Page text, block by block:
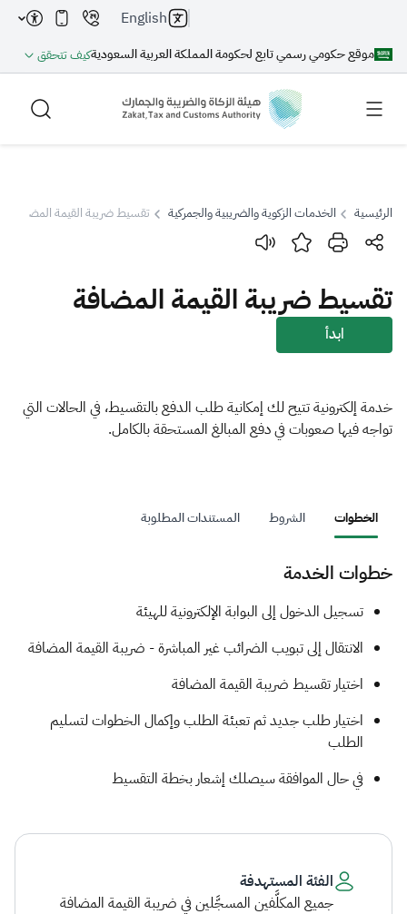
موقع حكومي رسمي تابع لحكومة المملكة العربية السعوديةكيف تتحقق
English
بحث
بحث بحث AI
الزكاة الجمارك
ضريبة القيمة المضافة
الإقرار الضريبي
التصرفات العقارية
الرئيسية الخدمات الزكوية والضريبية والجمركية تقسيط ضريبة القيمة المضافة
تقسيط ضريبة القيمة المضافة
ابدأ
خدمة إلكترونية تتيح لك إمكانية طلب الدفع بالتقسيط، في الحالات التي
تواجه فيها صعوبات في دفع المبالغ المستحقة بالكامل.
الخطوات الشروط المستندات المطلوبة
خطوات الخدمة
​​​​تسجيل الدخول إلى البوابة الإلكترونية للهيئة
الانتقال إلى تبويب الضرائب غير المباشرة - ضريبة القيمة المضافة
اختيار تقسيط ضريبة القيمة المضافة
اختيار طلب جديد ثم تعبئة الطلب وإكمال الخطوات لتسليم
الطلب
في حال الموافقة سيصلك إشعار بخطة التقسيط ​
الفئة المستهدفة
جميع المكلَّفين المسجَّلين في ضريبة القيمة المضافة